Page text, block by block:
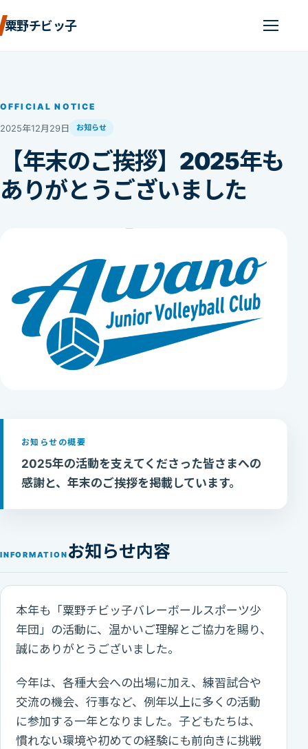
粟野チビッ子
OFFICIAL NOTICE
2025年12月29日 お知らせ
【年末のご挨拶】2025年も
ありがとうございました
お知らせの概要
2025年の活動を支えてくださった皆さまへの
感謝と、年末のご挨拶を掲載しています。
INFORMATION お知らせ内容
本年も「粟野チビッ子バレーボールスポーツ少
年団」の活動に、温かいご理解とご協力を賜り、
誠にありがとうございました。
今年は、各種大会への出場に加え、練習試合や
交流の機会、行事など、例年以上に多くの活動
に参加する一年となりました。子どもたちは、
慣れない環境や初めての経験にも前向きに挑戦